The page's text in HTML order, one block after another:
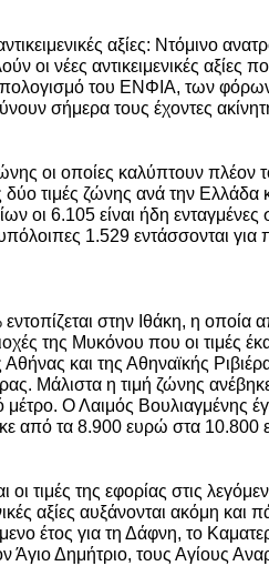
αξίες: Ντόμινο
οι νέες αντικειμενικές αξίες
του ΕΝΦΙΑ, των
σήμερα τους έχοντες
οι οποίες καλύπτουν πλέον
δύο τιμές ζώνης ανά την Ελλάδα
οι 6.105 είναι ήδη
υπόλοιπες 1.529 εντάσσονται
στην Ιθάκη, η οποία
της Μυκόνου που οι τιμές
Αθήνας και της Αθηναϊκής
Μάλιστα η τιμή ζώνης
Ο Λαιμός Βουλιαγμένης
από τα 8.900 ευρώ στα
οι τιμές της εφορίας στις
αξίες αυξάνονται ακόμη
έτος για τη Δάφνη, το
Δημήτριο, τους Αγίους